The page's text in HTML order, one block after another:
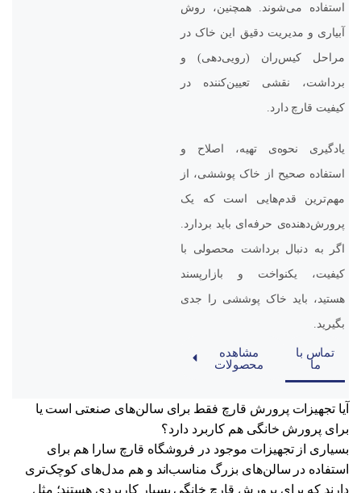
استفاده می‌شوند. همچنین، روش
آبیاری و مدیریت دقیق این خاک در
مراحل کیس‌ران (رویی‌دهی) و
برداشت، نقشی تعیین‌کننده در
کیفیت قارچ دارد.
یادگیری نحوه‌ی تهیه، اصلاح و
استفاده صحیح از خاک پوششی، از
مهم‌ترین قدم‌هایی است که یک
پرورش‌دهنده‌ی حرفه‌ای باید بردارد.
اگر به دنبال برداشت محصولی با
کیفیت، یکنواخت و بازارپسند
هستید، باید خاک پوششی را جدی
بگیرید.
تماس با
ما
مشاهده
محصولات
آیا تجهیزات پرورش قارچ فقط برای سالن‌های صنعتی است یا
برای پرورش خانگی هم کاربرد دارد؟
بسیاری از تجهیزات موجود در فروشگاه قارچ سارا
هم برای
استفاده در سالن‌های بزرگ مناسب‌اند و هم مدل‌های کوچک‌تری
دارند که برای پرورش قارچ خانگی بسیار کاربردی هستند؛ مثل